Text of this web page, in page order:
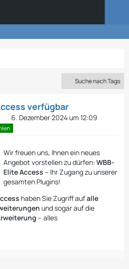
Suche nach Tags
verfügbar
6. Dezember 2024 um 12:09
Wir freuen uns, Ihnen ein neues
Angebot vorstellen zu dürfen: WBB-
Elite Access – Ihr Zugang zu unserer
gesamten Plugins!
haben Sie Zugriff aufalle
und sogar auf die
– alles